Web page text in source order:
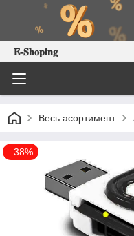
𝐄-𝐒𝐡𝐨𝐩𝐢𝐧𝐠
Весь асортимент
–38%